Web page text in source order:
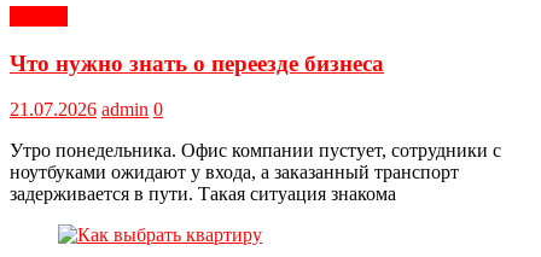
Что нужно знать о переезде бизнеса
21.07.2026 admin 0
Утро понедельника. Офис компании пустует, сотрудники с
ноутбуками ожидают у входа, а заказанный транспорт
задерживается в пути. Такая ситуация знакома